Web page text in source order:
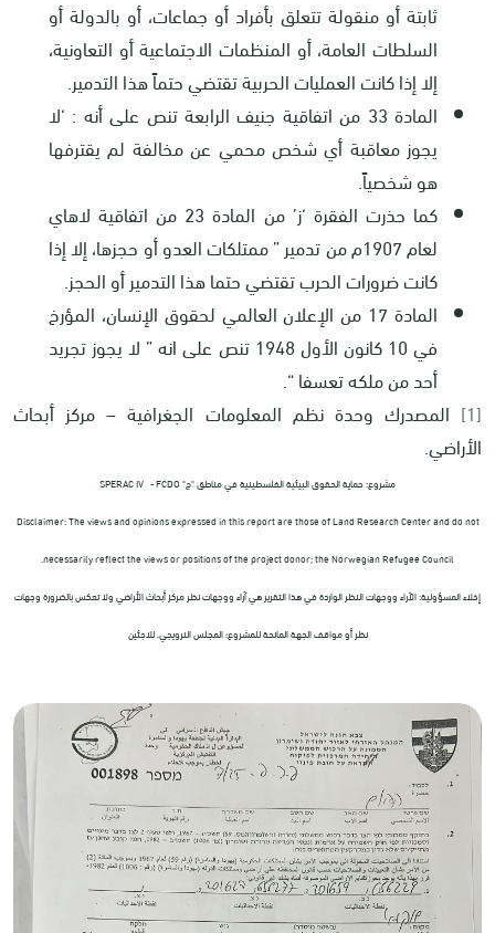
ثابتة أو منقولة تتعلق بأفراد أو جماعات، أو بالدولة أو
السلطات العامة، أو المنظمات الاجتماعية أو التعاونية،
إلا إذا كانت العمليات الحربية تقتضي حتماً هذا التدمير.
المادة 33 من اتفاقية جنيف الرابعة تنص على أنه : ‘لا
يجوز معاقبة أي شخص محمي عن مخالفة لم يقترفها
هو شخصياً.
كما حذرت الفقرة ‘ز’ من المادة 23 من اتفاقية لاهاي
لعام 1907م من تدمير ” ممتلكات العدو أو حجزها، إلا إذا
كانت ضرورات الحرب تقتضي حتما هذا التدمير أو الحجز.
المادة 17 من الإعلان العالمي لحقوق الإنسان، المؤرخ
في 10 كانون الأول 1948 تنص على انه ” لا يجوز تجريد
أحد من ملكه تعسفا “.
[1] المصدرك وحدة نظم المعلومات الجغرافية – مركز أبحاث
الأراضي.
مشروع: حماية الحقوق البيئية الفلسطينية في مناطق "ج" SPERAC IV - FCDO
Disclaimer: The views and opinions expressed in this report are those of Land Research Center and do not
necessarily reflect the views or positions of the project donor; the Norwegian Refugee Council.
إخلاء المسؤولية: الآراء ووجهات النظر الواردة في هذا التقرير هي آراء ووجهات نظر مركز أبحاث الأراضي ولا تعكس بالضرورة وجهات
نظر أو مواقف الجهة المانحة للمشروع؛ المجلس النرويجي. للاجئين